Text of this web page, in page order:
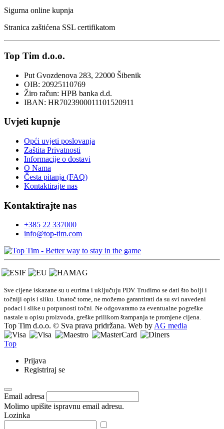
Sigurna online kupnja
Stranica zaštićena SSL certifikatom
Top Tim d.o.o.
Put Gvozdenova 283, 22000 Šibenik
OIB: 20925110769
Žiro račun: HPB banka d.d.
IBAN: HR7023900011101520911
Uvjeti kupnje
Opći uvjeti poslovanja
Zaštita Privatnosti
Informacije o dostavi
O Nama
Česta pitanja (FAQ)
Kontaktirajte nas
Kontaktirajte nas
+385 22 337000
info@top-tim.com
Sve cijene iskazane su u eurima i uključuju PDV. Trudimo se dati što bolji i
točniji opis i sliku. Unatoč tome, ne možemo garantirati da su svi navedeni
podaci i slike u potpunosti točni. Ne odgovaramo za eventualne pogreške
nastale u opisu proizvoda, greške prilikom štampanja te promjene cijena.
Top Tim d.o.o. © Sva prava pridržana. Web by AG media
Top
Prijava
Registriraj se
Email adresa
Molimo upišite ispravnu email adresu.
Lozinka